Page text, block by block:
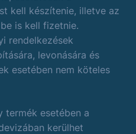
kell készítenie, illetve az
is kell fizetnie.
rendelkezések
levonására és
esetében nem köteles
termék esetében a
kerülhet